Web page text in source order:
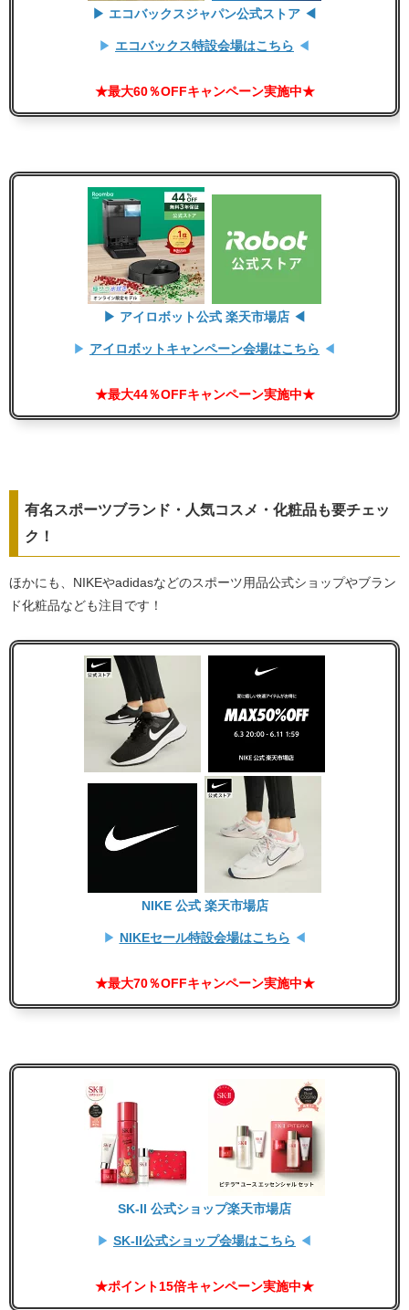
▶ エコバックスジャパン公式ストア ◀
▶ エコバックス特設会場はこちら ◀
★最大60％OFFキャンペーン実施中★
▶ アイロボット公式 楽天市場店 ◀
▶ アイロボットキャンペーン会場はこちら ◀
★最大44％OFFキャンペーン実施中★
有名スポーツブランド・人気コスメ・化粧品も要チェッ
ク！
ほかにも、NIKEやadidasなどのスポーツ用品公式ショップやブラン
ド化粧品なども注目です！
NIKE 公式 楽天市場店
▶ NIKEセール特設会場はこちら ◀
★最大70％OFFキャンペーン実施中★
SK-II 公式ショップ楽天市場店
▶ SK-II公式ショップ会場はこちら ◀
★ポイント15倍キャンペーン実施中★